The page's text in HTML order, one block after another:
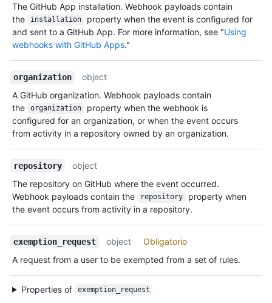
The GitHub App installation. Webhook payloads contain
the
installation
property when the event is configured for
and sent to a GitHub App. For more information, see "Using
webhooks with GitHub Apps."
organization
object
A GitHub organization. Webhook payloads contain
the
organization
property when the webhook is
configured for an organization, or when the event occurs
from activity in a repository owned by an organization.
repository
object
The repository on GitHub where the event occurred.
Webhook payloads contain the
repository
property when
the event occurs from activity in a repository.
exemption_request object
Obligatorio
A request from a user to be exempted from a set of rules.
Properties of exemption_request